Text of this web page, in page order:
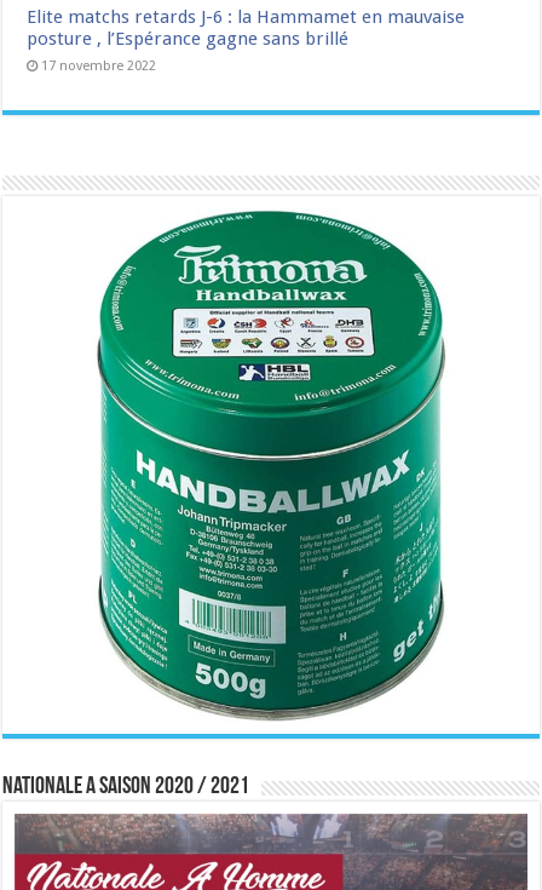
Elite matchs retards J-6 : la Hammamet en mauvaise
posture , l’Espérance gagne sans brillé
17 novembre 2022
Nationale A saison 2020 / 2021